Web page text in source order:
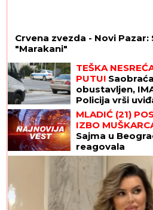
Crvena zvezda - Novi Pazar:
"Marakani"
TEŠKA
PUTU!
obustavljen,
Policija vrši
MLADIĆ (21)
IZBO
Sajma u
reagovala